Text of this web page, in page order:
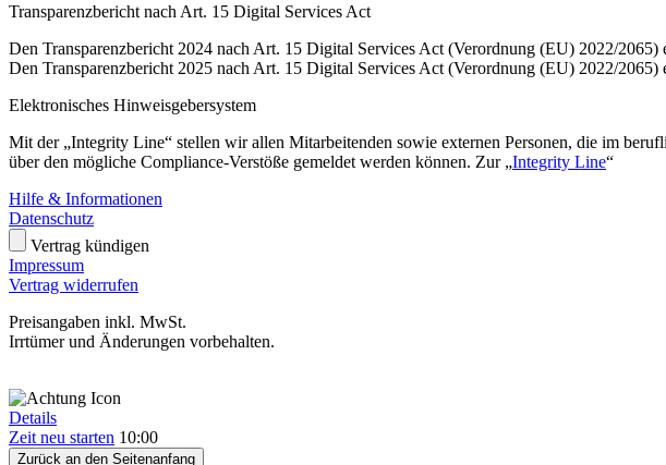
Transparenzbericht nach Art. 15 Digital Services Act
Den Transparenzbericht 2024 nach Art. 15 Digital Services Act (Verordnung (EU) 2022/2065)
Den Transparenzbericht 2025 nach Art. 15 Digital Services Act (Verordnung (EU) 2022/2065)
Elektronisches Hinweisgebersystem
Mit der „Integrity Line“ stellen wir allen Mitarbeitenden sowie externen Personen, die im
über den mögliche Compliance-Verstöße gemeldet werden können. Zur „Integrity Line“
Hilfe & Informationen
Datenschutz
Vertrag kündigen
Impressum
Vertrag widerrufen
Preisangaben inkl. MwSt.
Irrtümer und Änderungen vorbehalten.
Details
Zeit neu starten 10:00
Zurück an den Seitenanfang